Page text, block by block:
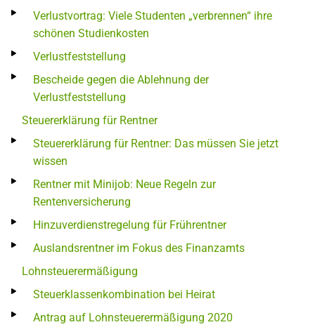
Verlustvortrag: Viele Studenten „verbrennen“ ihre
schönen Studienkosten
Verlustfeststellung
Bescheide gegen die Ablehnung der
Verlustfeststellung
Steuererklärung für Rentner
Steuererklärung für Rentner: Das müssen Sie jetzt
wissen
Rentner mit Minijob: Neue Regeln zur
Rentenversicherung
Hinzuverdienstregelung für Frührentner
Auslandsrentner im Fokus des Finanzamts
Lohnsteuerermäßigung
Steuerklassenkombination bei Heirat
Antrag auf Lohnsteuerermäßigung 2020